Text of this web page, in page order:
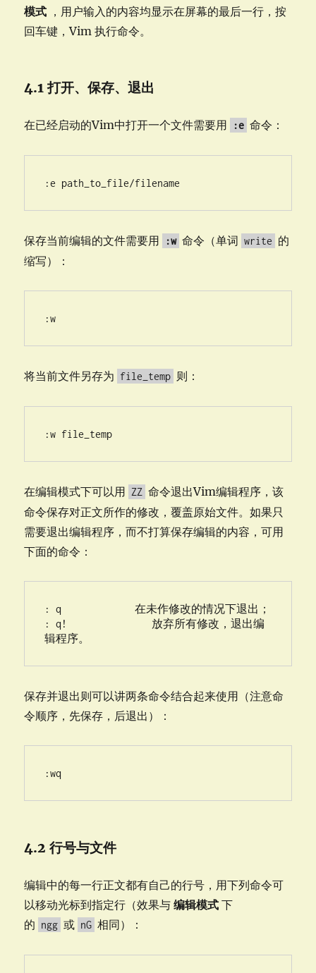
模式 ，用户输入的内容均显示在屏幕的最后一行，按
回车键，Vim 执行命令。
4.1 打开、保存、退出
在已经启动的Vim中打开一个文件需要用 :e 命令：
:e path_to_file/filename
保存当前编辑的文件需要用 :w 命令（单词 write 的
缩写）：
:w
将当前文件另存为 file_temp 则：
:w file_temp
在编辑模式下可以用 ZZ 命令退出Vim编辑程序，该
命令保存对正文所作的修改，覆盖原始文件。如果只
需要退出编辑程序，而不打算保存编辑的内容，可用
下面的命令：
: q             在未作修改的情况下退出；
: q!               放弃所有修改，退出编
辑程序。
保存并退出则可以讲两条命令结合起来使用（注意命
令顺序，先保存，后退出）：
:wq
4.2 行号与文件
编辑中的每一行正文都有自己的行号，用下列命令可
以移动光标到指定行（效果与编辑模式 下
的 ngg 或 nG 相同）：